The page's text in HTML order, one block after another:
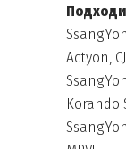
Actyon,
Korando